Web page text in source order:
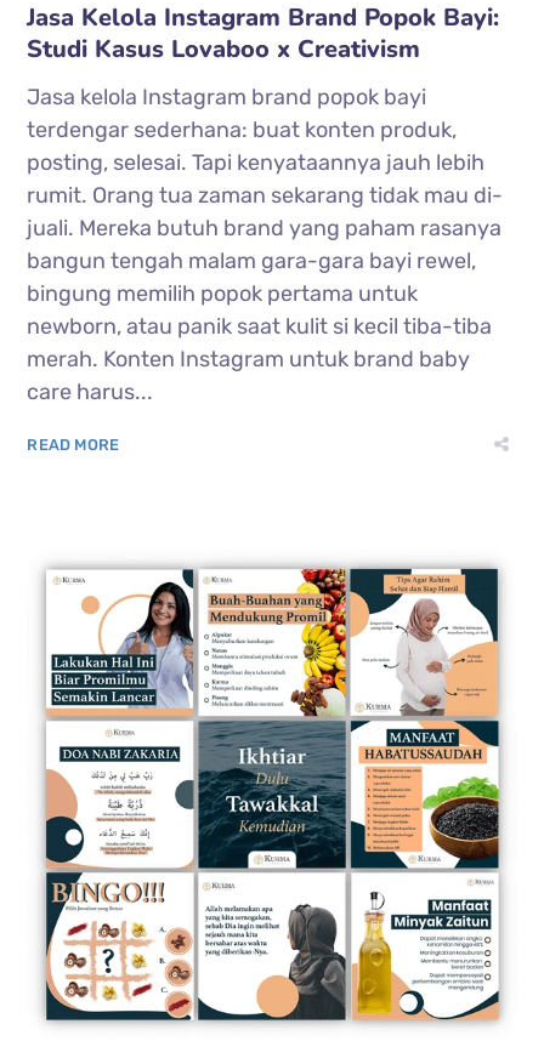
Jasa Kelola Instagram Brand Popok Bayi:
Studi Kasus Lovaboo x Creativism
Jasa kelola Instagram brand popok bayi
terdengar sederhana: buat konten produk,
posting, selesai. Tapi kenyataannya jauh lebih
rumit. Orang tua zaman sekarang tidak mau di-
juali. Mereka butuh brand yang paham rasanya
bangun tengah malam gara-gara bayi rewel,
bingung memilih popok pertama untuk
newborn, atau panik saat kulit si kecil tiba-tiba
merah. Konten Instagram untuk brand baby
care harus...
READ MORE